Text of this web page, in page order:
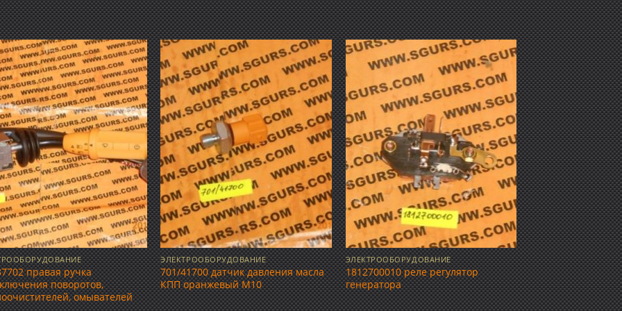
Добавить
в список
желаний
правая ручка
поворотов,
омывателей
Добавить
в список
желаний
ЭЛЕКТРООБОРУДОВАНИЕ
701/41700 датчик давления масла
КПП оранжевый М10
Добавить
в список
желаний
ЭЛЕКТРООБОРУДОВАНИЕ
1812700010 реле регулятор
генератора